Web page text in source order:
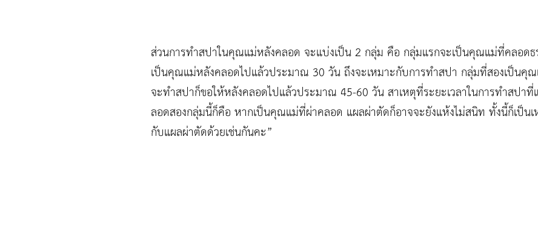
ส่วนการทำสปาในคุณแม่หลังคลอด จะแบ่งเป็น 2 กลุ่ม คือ กลุ่มแรกจะเป็นคุณแม่ที่คลอดธ
เป็นคุณแม่หลังคลอดไปแล้วประมาณ 30 วัน ถึงจะเหมาะกับการทำสปา กลุ่มที่สองเป็นคุ
จะทำสปาก็ขอให้หลังคลอดไปแล้วประมาณ 45-60 วัน สาเหตุที่ระยะเวลาในการทำสปา
ลอดสองกลุ่มนี้ก็คือ หากเป็นคุณแม่ที่ผ่าคลอด แผลผ่าตัดก็อาจจะยังแห้งไม่สนิท ทั้งนี้ก็เป็น
กับแผลผ่าตัดด้วยเช่นกันคะ”